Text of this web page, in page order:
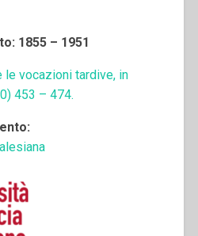
1855 – 1951
le vocazioni tardive, in
453 – 474.